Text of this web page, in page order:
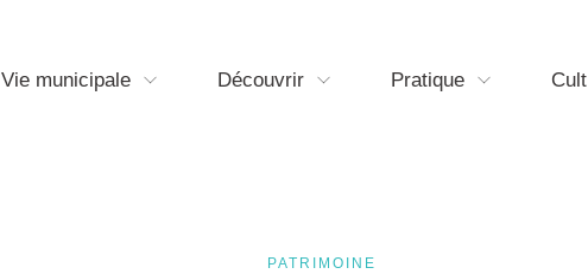
Vie municipale Découvrir Pratique
PATRIMOINE